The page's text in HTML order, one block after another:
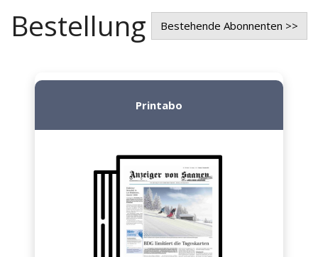
Bestellung Bestehende Abonnenten >>
Printabo